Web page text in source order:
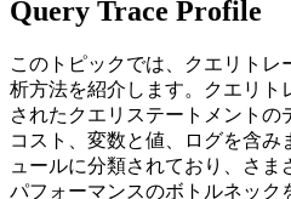
Query Trace Profile
このトピックでは、クエリト
析方法を紹介します。クエリト
されたクエリステートメントの
コスト、変数と値、ログを含
ュールに分類されており、さ
パフォーマンスのボトルネック